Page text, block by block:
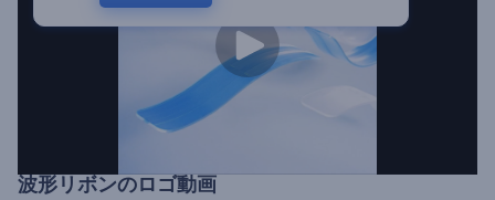
波形リボンのロゴ動画